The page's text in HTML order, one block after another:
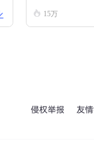
15万
侵权举报 友